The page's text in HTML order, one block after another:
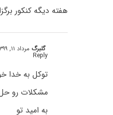
هفته دیگه کنکور
گلبرگ مرداد ۱۱, ۱۳۹۹ at ۲:۰۱ ق٫ظ
Reply
توکل به خدا
مشکلات رو
به امید تو